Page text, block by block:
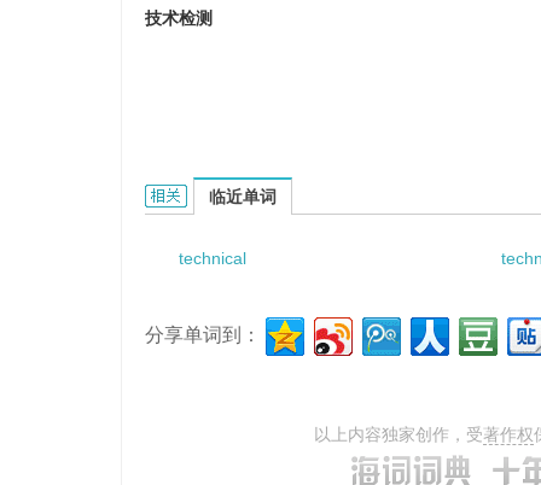
技术检测
technical detection的相关资料：
临近单词
technical
分享单词到：
以上内容独家创作，受著作权